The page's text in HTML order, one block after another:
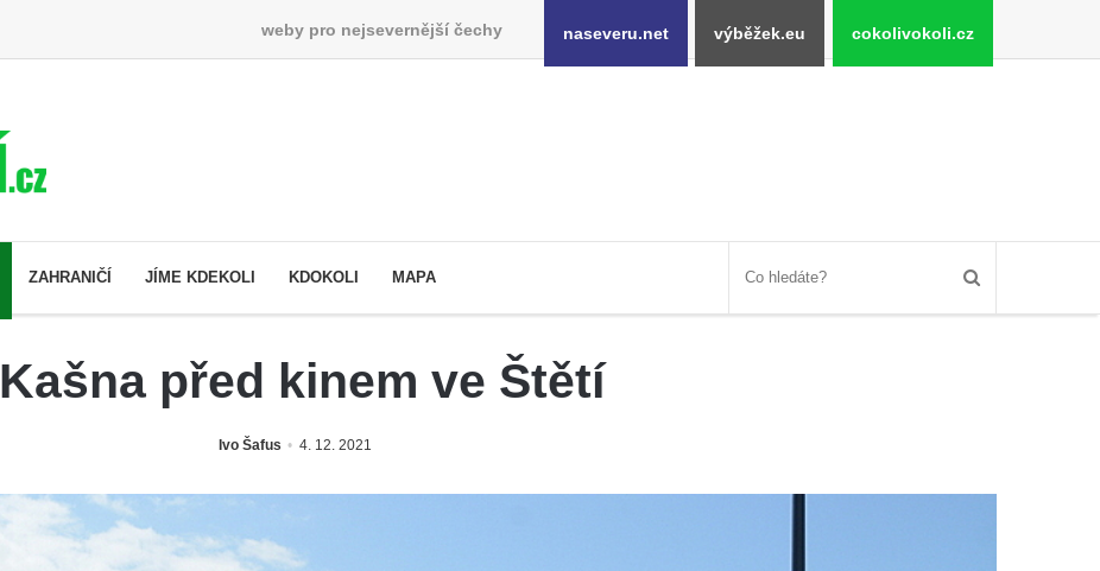
weby pro nejsevernější čechy naseveru.net výběžek.eu cokolivokoli.cz
ZAHRANIČÍ JÍME KDEKOLI KDOKOLI MAPA
Kašna před kinem ve Štětí
Ivo Šafus 4. 12. 2021